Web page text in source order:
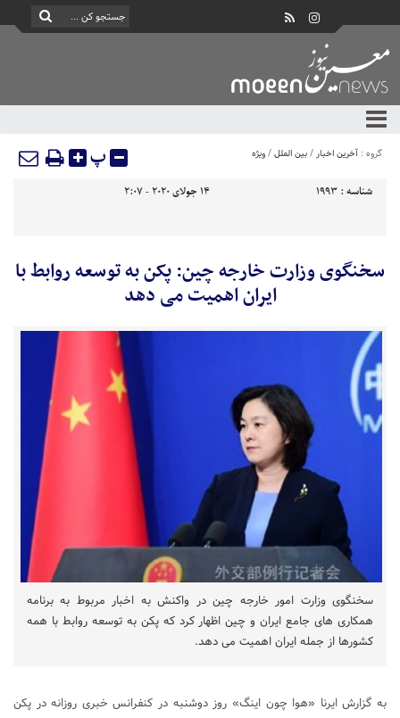
گروه : آخرین اخبار/بین الملل/ویژه پ
شناسه : 1993 14 جولای 2020 - 2:07
سخنگوی وزارت خارجه چین: پکن به توسعه روابط با
ایران اهمیت می دهد
سخنگوی وزارت امور خارجه چین در واکنش به اخبار مربوط به برنامه
همکاری های جامع ایران و چین اظهار کرد که پکن به توسعه روابط با همه
کشورها از جمله ایران اهمیت می دهد.
به گزارش ایرنا «هوا چون اینگ» روز دوشنبه در کنفرانس خبری روزانه در پکن